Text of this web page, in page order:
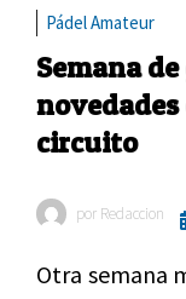
Pádel Amateur
Semana
circuito
por Redaccion
Otra semana